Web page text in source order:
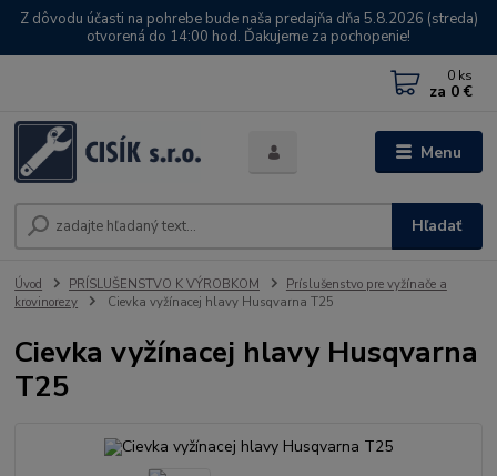
Z dôvodu účasti na pohrebe bude naša predajňa dňa 5.8.2026 (streda)
otvorená do 14:00 hod. Ďakujeme za pochopenie!
Menu
Hľadať
0 ks
za 0 €
Úvod PRÍSLUŠENSTVO K VÝROBKOM
Príslušenstvo pre vyžínače a
krovinorezy
Cievka vyžínacej hlavy Husqvarna T25
Cievka vyžínacej hlavy Husqvarna
T25